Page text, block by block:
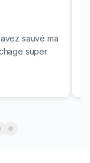
sauvé ma
super